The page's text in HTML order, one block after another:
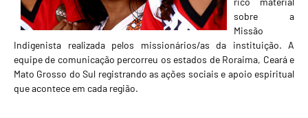
sobre a
Missão
Indigenista realizada pelos missionários/as da instituição. A
equipe de comunicação percorreu os estados de Roraima, Ceará e
Mato Grosso do Sul registrando as ações sociais e apoio espiritual
que acontece em cada região.